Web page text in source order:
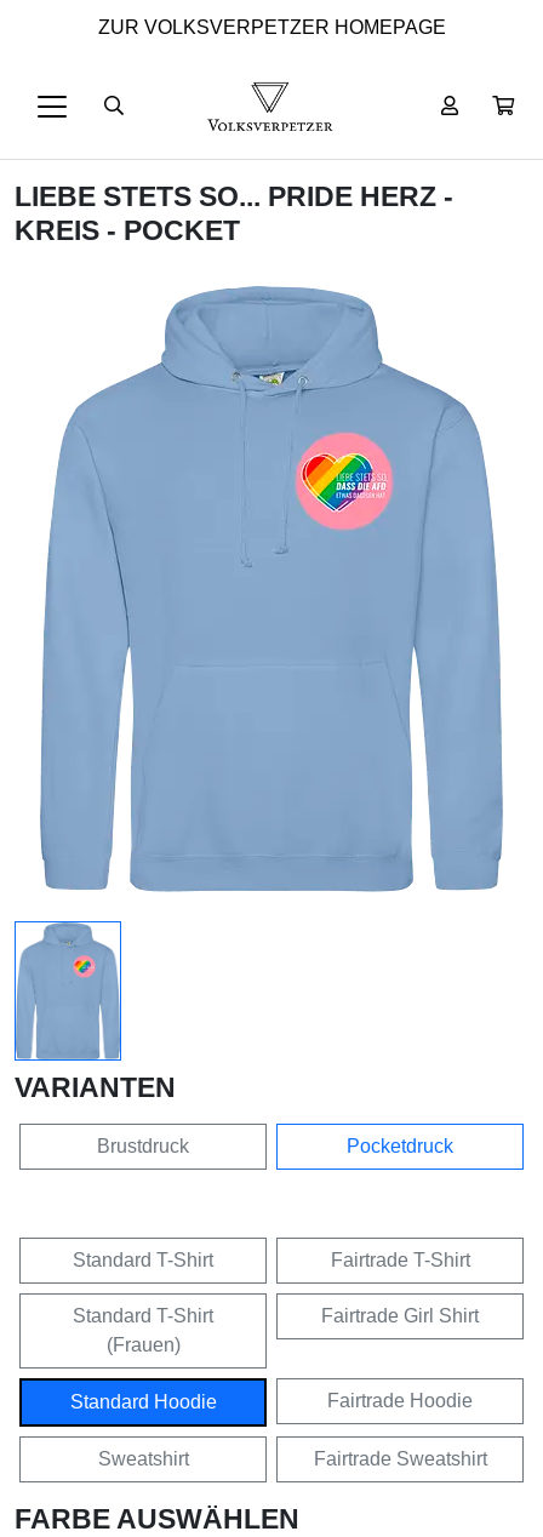
ZUR VOLKSVERPETZER HOMEPAGE
LIEBE STETS SO... PRIDE HERZ -
KREIS - POCKET
VARIANTEN
Brustdruck Pocketdruck
Standard T-Shirt Fairtrade T-Shirt
Standard T-Shirt
(Frauen)
Fairtrade Girl Shirt
Standard Hoodie Fairtrade Hoodie
Sweatshirt Fairtrade Sweatshirt
FARBE AUSWÄHLEN